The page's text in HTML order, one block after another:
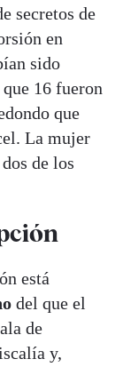
secretos de
en
sido
16 fueron
que
La mujer
de los
está
del que el
de
y,